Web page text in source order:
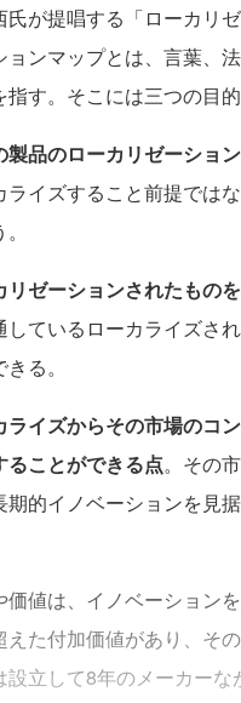
が提唱する「ローカリ
ョンマップとは、言葉、
す。そこには三つの目的
製品のローカリゼーショ
イズすること前提では
リゼーションされたもの
しているローカライズさ
る。
ライズからその市場のコ
ことができる点。その
期的イノベーションを見
値は、イノベーション
えた付加価値があり、そ
設立して8年のメーカー